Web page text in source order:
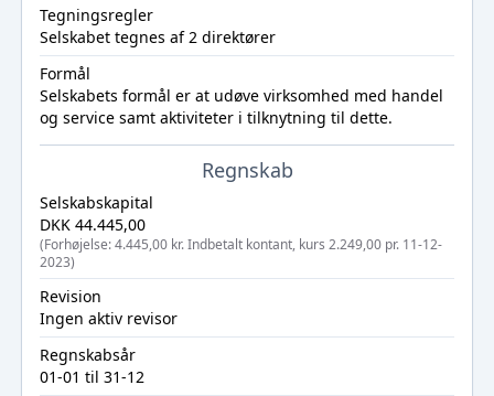
Tegningsregler
Selskabet tegnes af 2 direktører
Formål
Selskabets formål er at udøve virksomhed med handel
og service samt aktiviteter i tilknytning til dette.
Regnskab
Selskabskapital
DKK 44.445,00
(Forhøjelse: 4.445,00 kr. Indbetalt kontant, kurs 2.249,00 pr. 11-12-
2023)
Revision
Ingen aktiv revisor
Regnskabsår
01-01 til 31-12